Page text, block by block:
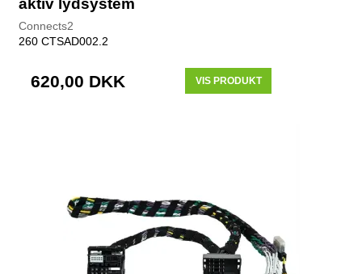
aktiv lydsystem
Connects2
260 CTSAD002.2
620,00 DKK VIS PRODUKT